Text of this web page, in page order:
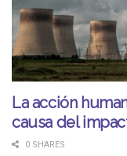
La acción
causa del
0 SHARES